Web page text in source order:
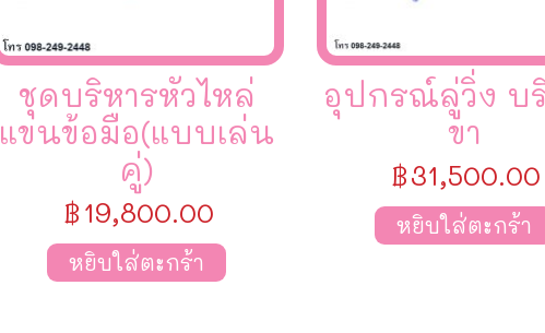
ชุดบริหารหัวไหล่
แขนข้อมือ(แบบเล่น
คู่)
฿19,800.00
หยิบใส่ตะกร้า
อุปกรณ์ลู่วิ่ง บ
ขา
฿31,500.00
หยิบใส่ตะกร้า